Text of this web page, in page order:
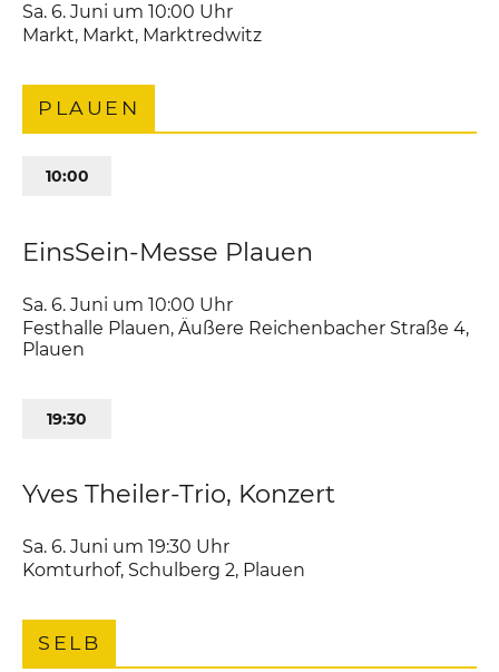
Sa. 6. Juni um 10:00 Uhr
Markt, Markt Marktredwitz
PLAUEN
10:00
EinsSein-Messe Plauen
Sa. 6. Juni um 10:00 Uhr
Festhalle Plauen,Äußere Reichenbacher Straße 4
Plauen
19:30
Yves Theiler-Trio, Konzert
Sa. 6. Juni um 19:30 Uhr
Komturhof, Schulberg 2 Plauen
SELB